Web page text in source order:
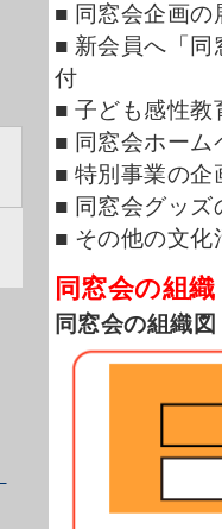
■ 同窓会企画の
■ 新会員へ「同
付
■ 子ども感性教
■ 同窓会ホーム
■ 特別事業の企
■ 同窓会グッズ
■ その他の文化
同窓会の組
同窓会の組織図